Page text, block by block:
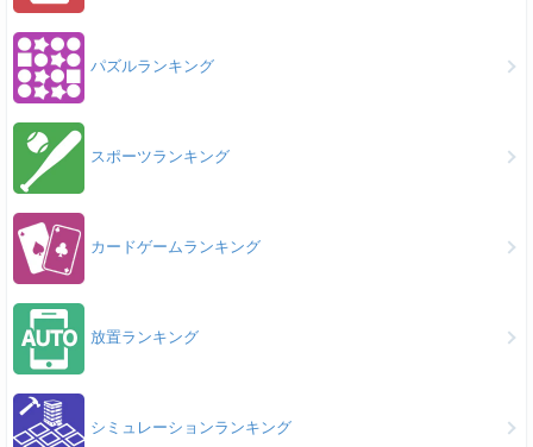
パズルランキング
スポーツランキング
カードゲームランキング
放置ランキング
シミュレーションランキング